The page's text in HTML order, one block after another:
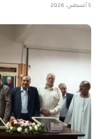
5 أغسطس، 2026